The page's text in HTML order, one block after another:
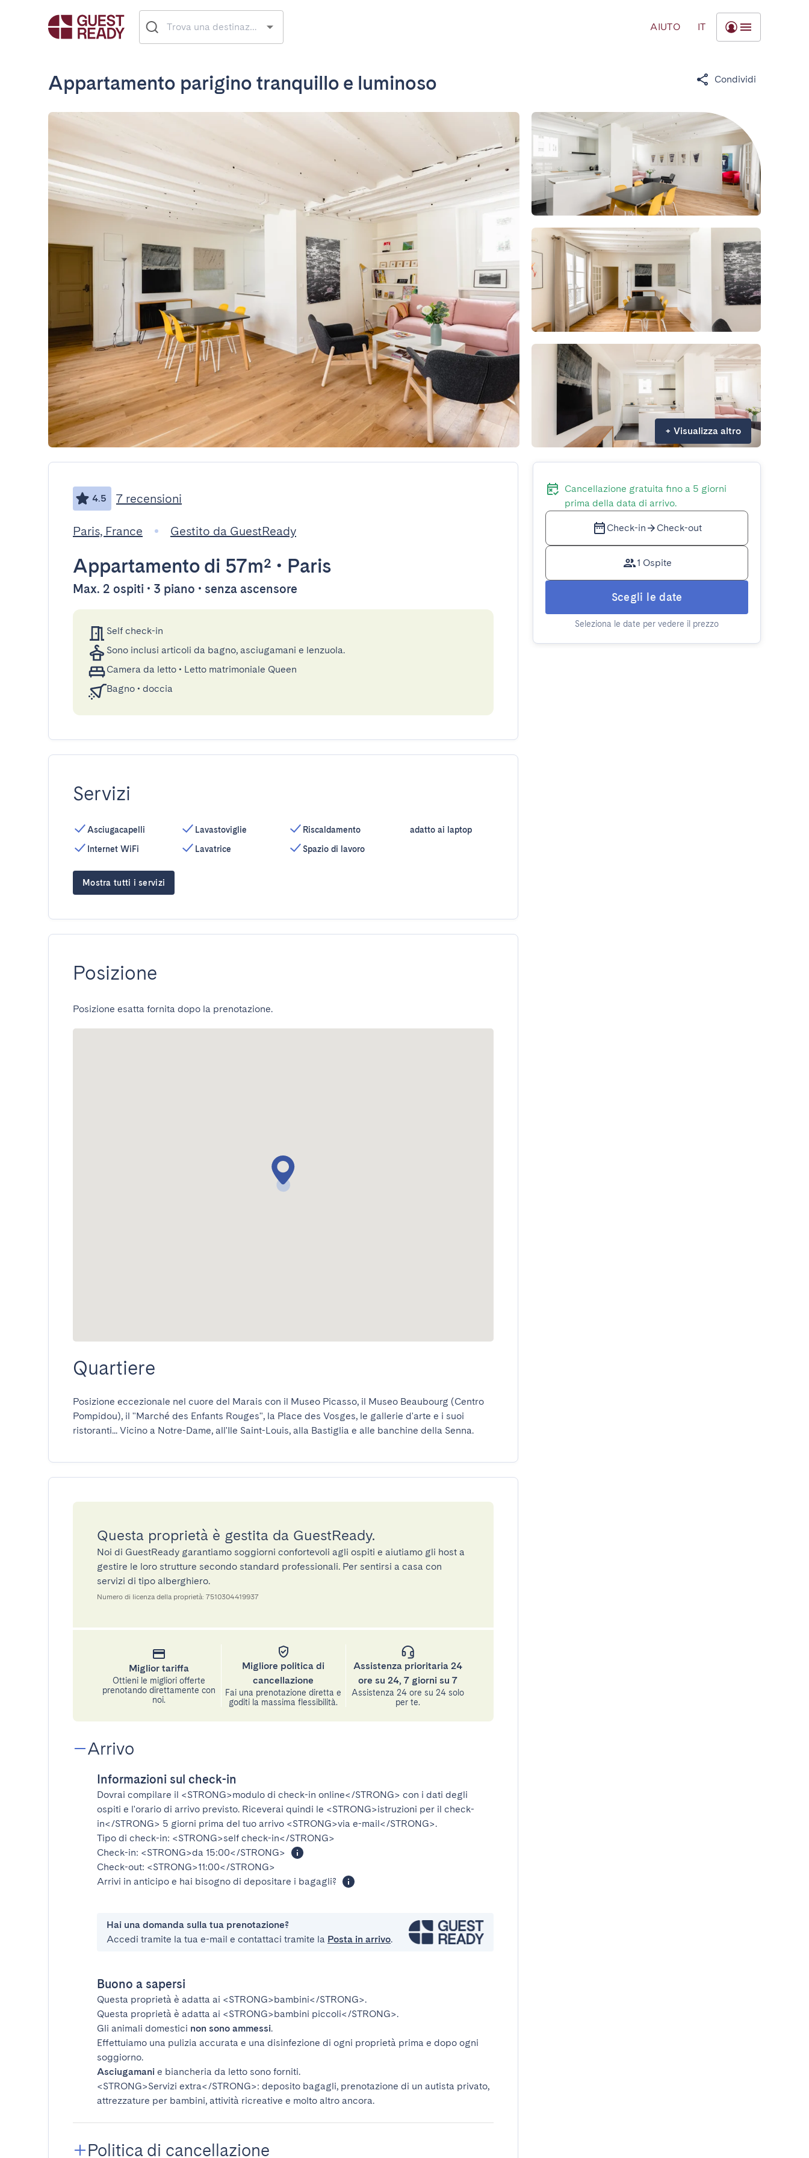
AIUTO IT
Appartamento parigino tranquillo e luminoso Condividi
+ Visualizza altro
4.5 7 recensioni
Paris, France Gestito da GuestReady
Appartamento di 57m² • Paris
Max. 2 ospiti • 3 piano • senza ascensore
Self check-in
Sono inclusi articoli da bagno, asciugamani e lenzuola.
Camera da letto • Letto matrimoniale Queen
Bagno • doccia
Servizi
Asciugacapelli
Internet WiFi
Lavastoviglie
Lavatrice
Riscaldamento
Spazio di lavoro
adatto ai laptop
Mostra tutti i servizi
Posizione
Posizione esatta fornita dopo la prenotazione.
Quartiere
Posizione eccezionale nel cuore del Marais con il Museo Picasso, il Museo Beaubourg (Centro
Pompidou), il "Marché des Enfants Rouges", la Place des Vosges, le gallerie d'arte e i suoi
ristoranti... Vicino a Notre-Dame, all'Ile Saint-Louis, alla Bastiglia e alle banchine della Senna.
Questa proprietà è gestita da GuestReady.
Noi di GuestReady garantiamo soggiorni confortevoli agli ospiti e aiutiamo gli host a
gestire le loro strutture secondo standard professionali. Per sentirsi a casa con
servizi di tipo alberghiero.
Numero di licenza della proprietà: 7510304419937
Miglior tariffa
Ottieni le migliori offerte
prenotando direttamente con
noi.
Migliore politica di
cancellazione
Fai una prenotazione diretta e
goditi la massima flessibilità.
Assistenza prioritaria 24
ore su 24, 7 giorni su 7
Assistenza 24 ore su 24 solo
per te.
Arrivo
Informazioni sul check-in
Dovrai compilare il <STRONG>modulo di check-in online</STRONG> con i dati degli
ospiti e l'orario di arrivo previsto. Riceverai quindi le <STRONG>istruzioni per il check-
in</STRONG> 5 giorni prima del tuo arrivo <STRONG>via e-mail</STRONG>.
Tipo di check-in: <STRONG>self check-in</STRONG>
Check-in: <STRONG>da 15:00</STRONG>
Check-out: <STRONG>11:00</STRONG>
Arrivi in anticipo e hai bisogno di depositare i bagagli?
Hai una domanda sulla tua prenotazione?
Accedi tramite la tua e-mail e contattaci tramite la Posta in arrivo.
Buono a sapersi
Questa proprietà è adatta ai <STRONG>bambini</STRONG>.
Questa proprietà è adatta ai <STRONG>bambini piccoli</STRONG>.
Gli animali domestici non sono ammessi.
Effettuiamo una pulizia accurata e una disinfezione di ogni proprietà prima e dopo ogni
soggiorno.
Asciugamani e biancheria da letto sono forniti.
<STRONG>Servizi extra</STRONG>: deposito bagagli, prenotazione di un autista privato,
attrezzature per bambini, attività ricreative e molto altro ancora.
Politica di cancellazione
Cancellazione gratuita fino a 5 giorni
prima della data di arrivo.
Check-in Check-out
1 Ospite
Scegli le date
Seleziona le date per vedere il prezzo